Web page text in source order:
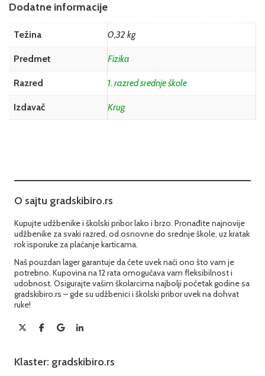
Dodatne informacije
Težina 0,32 kg
Predmet Fizika
Razred 1. razred srednje škole
Izdavač Krug
O sajtu gradskibiro.rs
Kupujte udžbenike i školski pribor lako i brzo. Pronađite najnovije
udžbenike za svaki razred, od osnovne do srednje škole, uz kratak
rok isporuke za plaćanje karticama.
Naš pouzdan lager garantuje da ćete uvek naći ono što vam je
potrebno. Kupovina na 12 rata omogućava vam fleksibilnost i
udobnost. Osigurajte vašim školarcima najbolji početak godine sa
gradskibiro.rs – gde su udžbenici i školski pribor uvek na dohvat
ruke!
Klaster: gradskibiro.rs